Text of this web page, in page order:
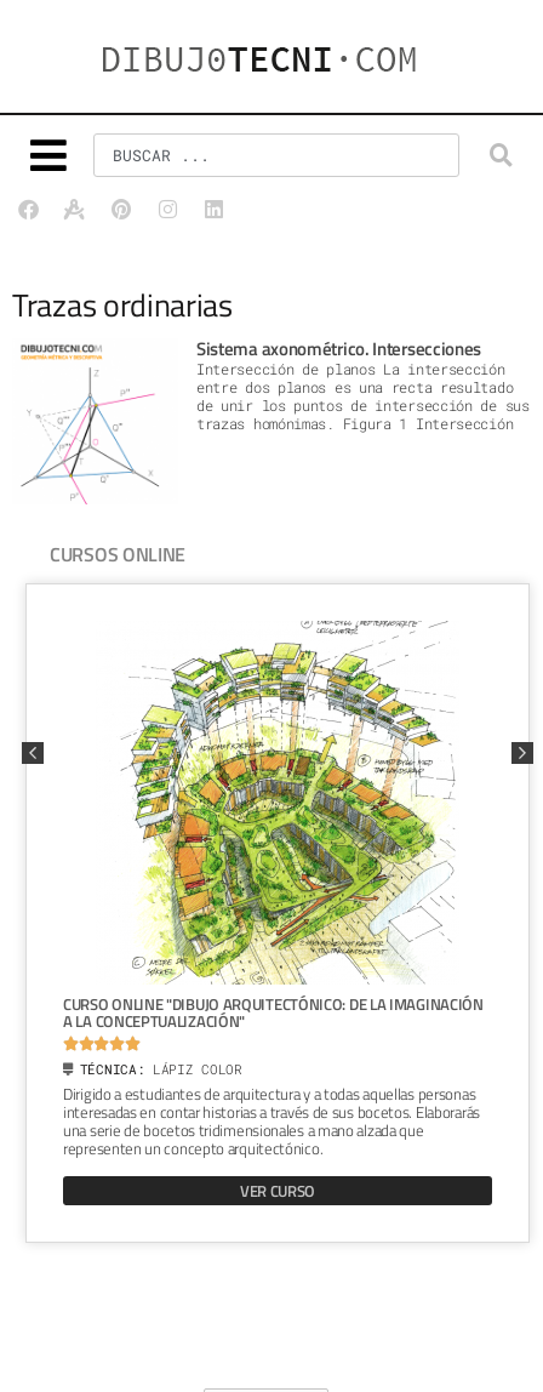
Trazas ordinarias
Sistema axonométrico. Intersecciones
Intersección de planos La intersección
entre dos planos es una recta resultado
de unir los puntos de intersección de sus
trazas homónimas. Figura 1 Intersección
CURSOS ONLINE
CURSO ONLINE "DIBUJO ARQUITECTÓNICO: DE LA IMAGINACIÓN
A LA CONCEPTUALIZACIÓN"

TÉCNICA: LÁPIZ COLOR
Dirigido a estudiantes de arquitectura y a todas aquellas personas
interesadas en contar historias a través de sus bocetos. Elaborarás
una serie de bocetos tridimensionales a mano alzada que
representen un concepto arquitectónico.
VER CURSO